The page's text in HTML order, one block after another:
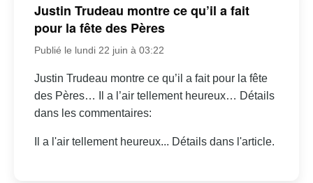
Justin Trudeau montre ce qu’il a fait
pour la fête des Pères
Publié le lundi 22 juin à 03:22
Justin Trudeau montre ce qu’il a fait pour la fête
des Pères… Il a l’air tellement heureux… Détails
dans les commentaires:
Il a l'air tellement heureux... Détails dans l'article.